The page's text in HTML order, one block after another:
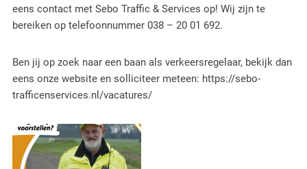
eens contact met Sebo Traffic & Services op! Wij zijn te
bereiken op telefoonnummer 038 – 20 01 692.
Ben jij op zoek naar een baan als verkeersregelaar, bekijk dan
eens onze website en solliciteer meteen: https://sebo-
trafficenservices.nl/vacatures/